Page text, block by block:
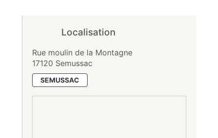
Localisation
Rue moulin de la Montagne
17120 Semussac
SEMUSSAC